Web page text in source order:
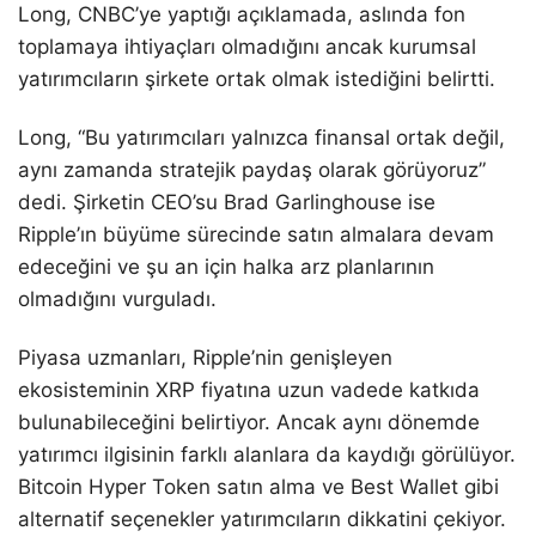
Long, CNBC’ye yaptığı açıklamada, aslında fon
toplamaya ihtiyaçları olmadığını ancak kurumsal
yatırımcıların şirkete ortak olmak istediğini belirtti.
Long, “Bu yatırımcıları yalnızca finansal ortak değil,
aynı zamanda stratejik paydaş olarak görüyoruz”
dedi. Şirketin CEO’su Brad Garlinghouse ise
Ripple’ın büyüme sürecinde satın almalara devam
edeceğini ve şu an için halka arz planlarının
olmadığını vurguladı.
Piyasa uzmanları, Ripple’nin genişleyen
ekosisteminin XRP fiyatına uzun vadede katkıda
bulunabileceğini belirtiyor. Ancak aynı dönemde
yatırımcı ilgisinin farklı alanlara da kaydığı görülüyor.
Bitcoin Hyper Token satın alma ve Best Wallet gibi
alternatif seçenekler yatırımcıların dikkatini çekiyor.